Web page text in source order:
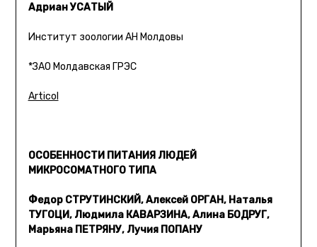
Адриан УСАТЫЙ
Институт зоологии АН Молдовы
*ЗАО Молдавская ГРЭС
Articol
ОСОБЕННОСТИ ПИТАНИЯ ЛЮДЕЙ
МИКРОСОМАТНОГО ТИПА
Федор СТРУТИНСКИЙ, Алексей ОРГАН, Наталья
ТУГОЦИ, Людмила КАВАРЗИНА, Алина БОДРУГ,
Марьяна ПЕТРЯНУ, Лучия ПОПАНУ